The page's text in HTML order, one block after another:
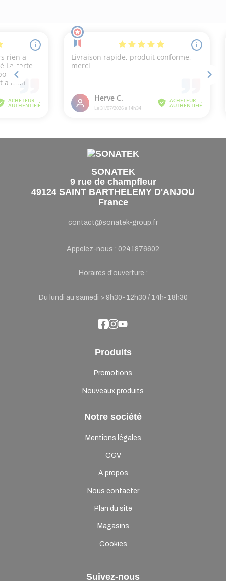
SONATEK
9 rue de champfleur
49124 SAINT BARTHELEMY D'ANJOU
France
contact@sonatek-group.fr
Appelez-nous : 0241876602
Horaires d'ouverture :
Du lundi au samedi > 9h30-12h30 / 14h-18h30
Produits
Promotions
Nouveaux produits
Notre société
Mentions légales
CGV
A propos
Nous contacter
Plan du site
Magasins
Cookies
Suivez-nous